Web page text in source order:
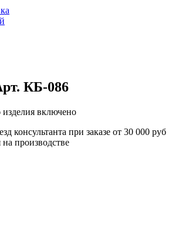
КБ-086
включено
консультанта при заказе от 30 000 руб
производстве